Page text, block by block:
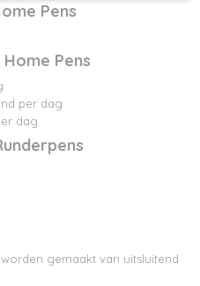
Pens
Pens
per dag
dag
gemaakt van uitsluitend